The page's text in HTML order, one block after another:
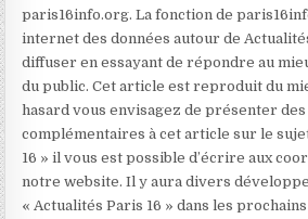
paris16info.org. La fonction de
internet des données autour de
diffuser en essayant de répondre au
du public. Cet article est reproduit du
hasard vous envisagez de présenter
complémentaires à cet article sur le
16 » il vous est possible d’écrire aux
notre website. Il y aura divers
« Actualités Paris 16 » dans les